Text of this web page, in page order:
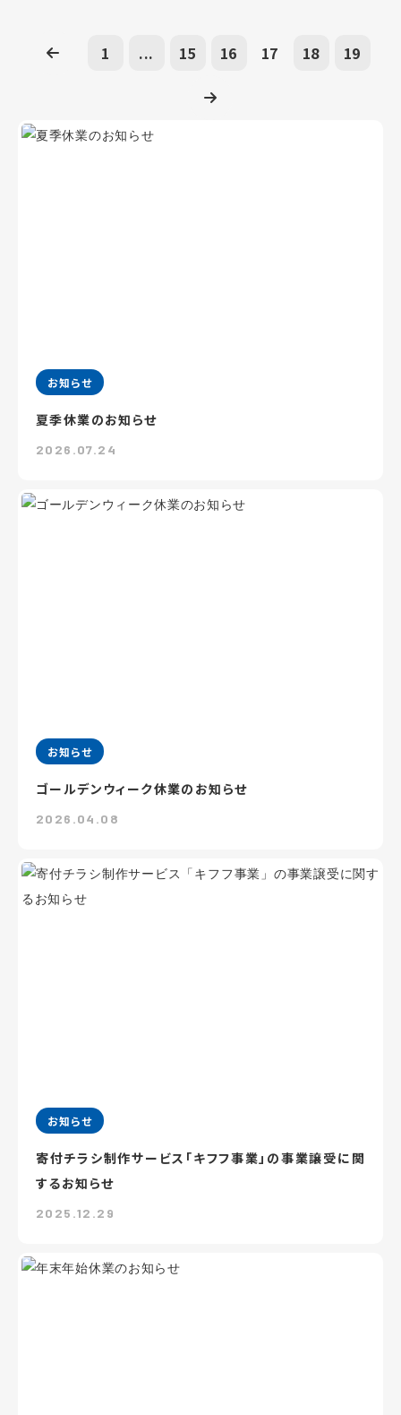
1 ... 15 16 17 18 19
お知らせ
夏季休業のお知らせ
2026.07.24
お知らせ
ゴールデンウィーク休業のお知らせ
2026.04.08
お知らせ
寄付チラシ制作サービス「キフフ事業」の事業譲受に関
するお知らせ
2025.12.29